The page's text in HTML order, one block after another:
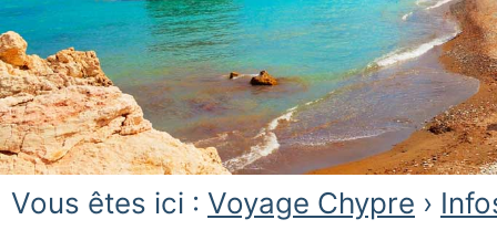
Vous êtes ici : Voyage Chypre ›